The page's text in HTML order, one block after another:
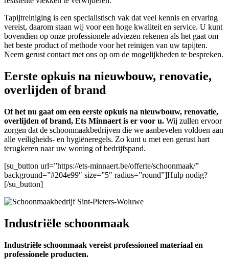
Tapijtreiniging is een specialistisch vak dat veel kennis en ervaring
vereist, daarom staan wij voor een hoge kwaliteit en service. U kunt
bovendien op onze professionele adviezen rekenen als het gaat om
het beste product of methode voor het reinigen van uw tapijten.
Neem gerust contact met ons op om de mogelijkheden te bespreken.
Eerste opkuis na nieuwbouw, renovatie,
overlijden of brand
Of het nu gaat om een eerste opkuis na nieuwbouw, renovatie,
overlijden of brand, Ets Minnaert is er voor u. Wij zullen ervoor
zorgen dat de schoonmaakbedrijven die we aanbevelen voldoen aan
alle veiligheids- en hygiëneregels. Zo kunt u met een gerust hart
terugkeren naar uw woning of bedrijfspand.
[su_button url=”https://ets-minnaert.be/offerte/schoonmaak/”
background=”#204e99″ size=”5″ radius=”round”]Hulp nodig?
[/su_button]
Industriële schoonmaak
Industriële schoonmaak vereist professioneel materiaal en
professionele producten.